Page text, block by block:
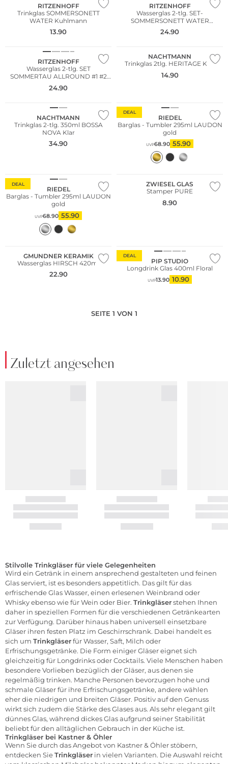
RITZENHOFF
Trinkglas SOMMERSONETT
WATER Kuhlmann
13.90
RITZENHOFF
Wasserglas 2-tlg. SET-
SOMMERSONETT WATER
Vasconcelos
24.90
RITZENHOFF
Wasserglas 2-tlg. SET
SOMMERTAU ALLROUND #1 #2
Hajak
24.90
NACHTMANN
Trinkglas 2tlg. HERITAGE Klar
14.90
NACHTMANN
Trinkglas 2-tlg. 350ml BOSSA
NOVA Klar
34.90
DEAL
RIEDEL
Barglas - Tumbler 295ml LAUDON
gold
UVP68.90 55.90
DEAL
RIEDEL
Barglas - Tumbler 295ml LAUDON
gold
UVP68.90 55.90
ZWIESEL GLAS
Stamper PURE
8.90
WE ♡ AUSTRIA
GMUNDNER KERAMIK
Wasserglas HIRSCH 420ml
22.90
DEAL
PIP STUDIO
Longdrink Glas 400ml Floral
UVP13.90 10.90
SEITE 1 VON 1
Zuletzt angesehen
Stilvolle Trinkgläser für viele Gelegenheiten
Wird ein Getränk in einem ansprechend gestalteten und feinen
Glas serviert, ist es besonders appetitlich. Das gilt für das
erfrischende Glas Wasser, einen erlesenen Weinbrand oder
Whisky ebenso wie für Wein oder Bier. Trinkgläserstehen Ihnen
daher in speziellen Formen für die verschiedenen Getränkearten
zur Verfügung. Darüber hinaus haben universell einsetzbare
Gläser ihren festen Platz im Geschirrschrank. Dabei handelt es
sich um Trinkgläserfür Wasser, Saft, Milch oder
Erfrischungsgetränke. Die Form einiger Gläser eignet sich
gleichzeitig für Longdrinks oder Cocktails. Viele Menschen haben
besondere Vorlieben bezüglich der Gläser, aus denen sie
regelmäßig trinken. Manche Personen bevorzugen hohe und
schmale Gläser für ihre Erfrischungsgetränke, andere wählen
eher die niedrigen und breiten Gläser. Positiv auf den Genuss
wirkt sich zudem die Stärke des Glases aus. Als sehr elegant gilt
dünnes Glas, während dickes Glas aufgrund seiner Stabilität
beliebt für den alltäglichen Gebrauch in der Küche ist.
Trinkgläser bei Kastner & Öhler
Wenn Sie durch das Angebot von Kastner & Öhler stöbern,
entdecken SieTrinkgläser in vielen Varianten. Die Auswahl reicht